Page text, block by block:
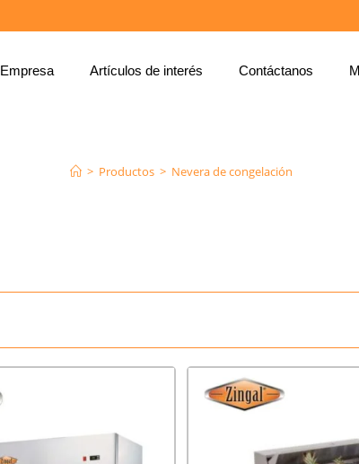
Empresa Artículos de interés Contáctanos
> Productos > Nevera de congelación